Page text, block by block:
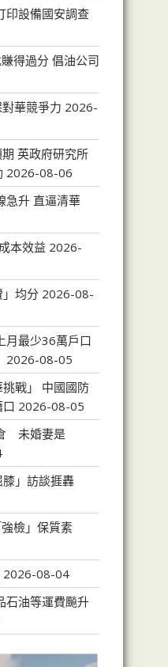
印設備國安調查
得過分 倡油公司
華競爭力 2026-
英政府研究所
2026-08-06
急升 直逼清華
本效益 2026-
均分 2026-08-
月最少36萬戶口
2026-08-05
戰」 中國國防
2026-08-05
未婚妻是
」訪談捱轟
檢」保質素
2026-08-04
石油等運費飈升